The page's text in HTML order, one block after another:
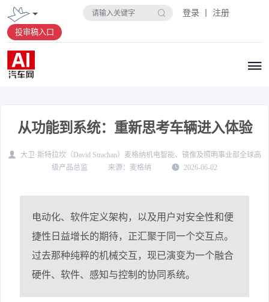
登录 丨 注册
投审稿入口
从功能到系统：重新思考车辆进入体验
大卫·斯特拉坎（David Strachan）麦格纳机电智能、镜像及照明事业部全球高
级产品总监
麦格纳 2026-06-02
电动化、软件定义架构，以及用户对安全性和便
捷性日益增长的期待，正汇聚于同一个交互点。
过去那种纯粹的机械交互，现已演变为一个融合
硬件、软件、感知与控制的协同系统。